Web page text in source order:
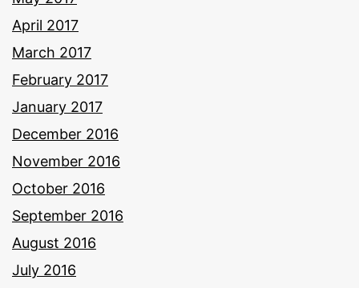
April 2017
March 2017
February 2017
January 2017
December 2016
November 2016
October 2016
September 2016
August 2016
July 2016